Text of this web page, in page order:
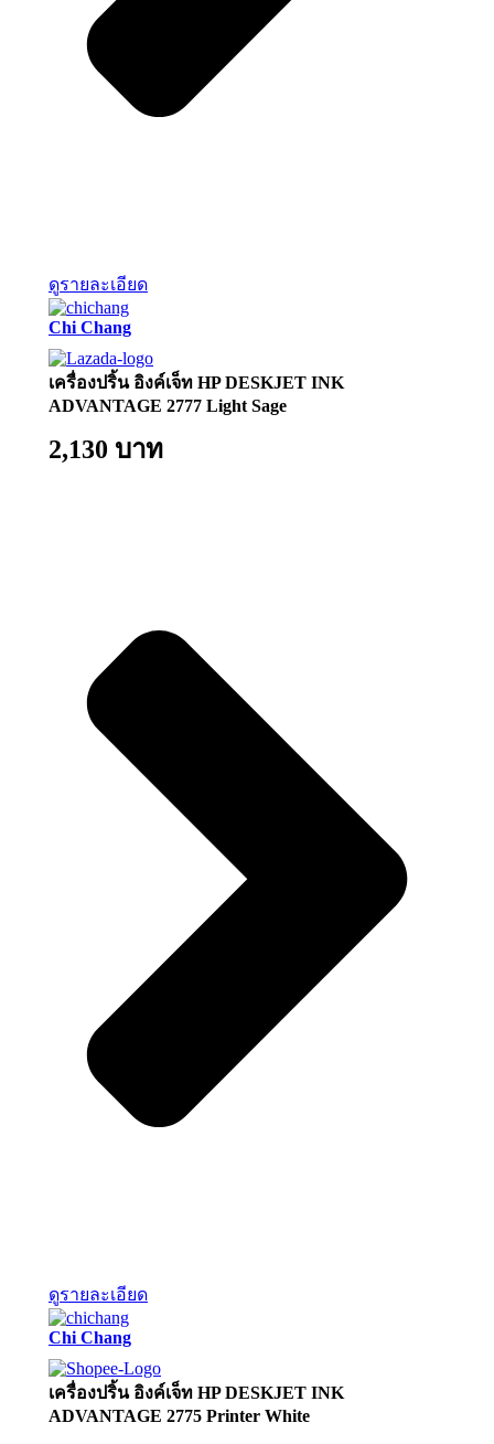
ดูรายละเอียด
Chi Chang
เครื่องปริ้น อิงค์เจ็ท HP DESKJET INK
ADVANTAGE 2777 Light Sage
2,130 บาท
ดูรายละเอียด
Chi Chang
เครื่องปริ้น อิงค์เจ็ท HP DESKJET INK
ADVANTAGE 2775 Printer White